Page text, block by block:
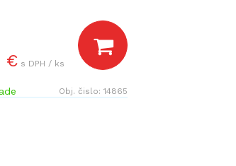
€ s DPH / ks
Obj. čislo:14865